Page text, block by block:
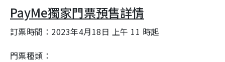
PayMe獨家門票預售詳情
訂票時間：2023年4月18日 上午 11 時起
門票種類：